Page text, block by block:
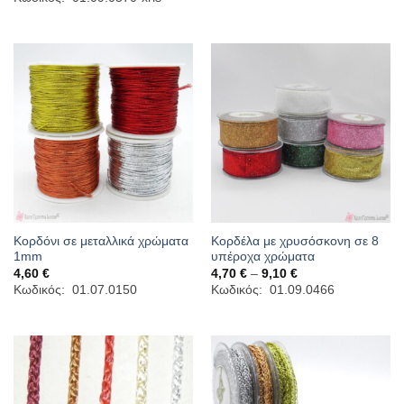
was:
τιμή
Κορδόνι σε μεταλλικά χρώματα
1mm
4,60 €
Κωδικός: 01.07.0150
Κορδέλα με χρυσόσκονη σε 8
υπέροχα χρώματα
4,70 € – 9,10 €Price
range:
4,70 €
Κωδικός: 01.09.0466